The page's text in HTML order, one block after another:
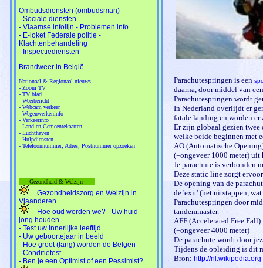
Ombudsdiensten (ombudsman)
- Sociale diensten
- Vlaamse infolijn - Problemen info
- E-loket Federale politie -
Klachtenbehandeling
- Inspectiediensten
Brandweer in België
Nationaal & Regionaal nieuws
- Zoom TV
- TV blad
- Weerbericht
- Webcam verkeer
- Wegenwerkeninfo
- Verkeerinfo
- Land en Gemeentekaarten
- Luchthaven
- Hulpdiensten
- Telefoonnummer; Adres; Postnummer opzoeken
Gezondheid & Welzijn
Gezondheidszorg en Welzijn in
Vlaanderen
Hoe oud worden we? - Uw huid
jong houden
- Test uw innerlijke leeftijd
- Uw geboortejaar in beeld
- Hoe groot (lang) worden de Belgen
- Conditietest
- Ben je een Optimist of een Pessimist?
Parachutespringen is een
daarna, door middel van
Parachutespringen wordt
In Nederland overlijdt er
fatale landing en worden er
Er zijn globaal gezien twee
welke beide beginnen met
AO (Automatische
(=ongeveer 1000 meter)
Je parachute is verbonden
Deze static line zorgt
De opening van de
de 'exit' (het uitstappen,
Parachutespringen door
tandemmaster.
AFF (Accelerated Free
(=ongeveer 4000 meter)
De parachute wordt door
Tijdens de opleiding is dit
Bron: http://nl.wikipedia.org